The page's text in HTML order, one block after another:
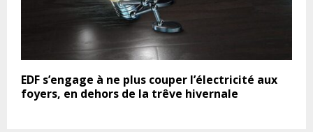
EDF s’engage à ne plus couper l’électricité aux
foyers, en dehors de la trêve hivernale